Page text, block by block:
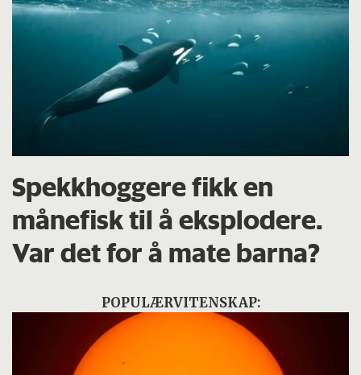
Spekkhoggere fikk en
månefisk til å eksplodere.
Var det for å mate barna?
POPULÆRVITENSKAP: